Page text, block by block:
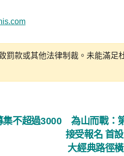
罰款或其他法律制裁。未能滿足
為山而戰：
接受報名 首
大經典路徑
集不超過3000